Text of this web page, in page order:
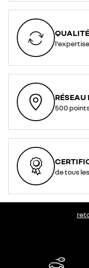
QUALITÉ
RÉSEAU
500
de tous